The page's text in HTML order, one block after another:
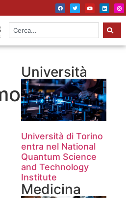
Università
Università di Torino
entra nel National
Quantum Science
and Technology
Institute
Medicina